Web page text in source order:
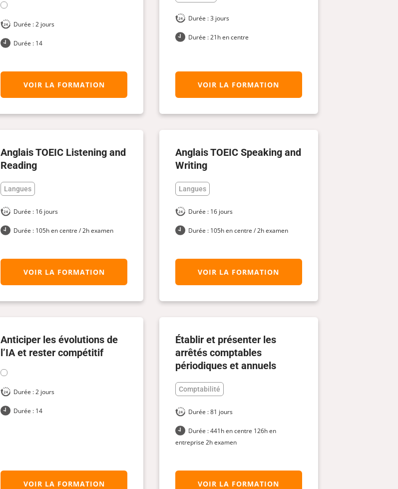
Durée : 2 jours
Durée : 14
VOIR LA FORMATION
Durée : 3 jours
Durée : 21h en centre
VOIR LA FORMATION
Anglais TOEIC Listening and
Reading
Langues
Durée : 16 jours
Durée : 105h en centre / 2h examen
VOIR LA FORMATION
Anglais TOEIC Speaking and
Writing
Langues
Durée : 16 jours
Durée : 105h en centre / 2h examen
VOIR LA FORMATION
Anticiper les évolutions de
l’IA et rester compétitif
Durée : 2 jours
Durée : 14
VOIR LA FORMATION
Établir et présenter les
arrêtés comptables
périodiques et annuels
Comptabilité
Durée : 81 jours
Durée : 441h en centre 126h en
entreprise 2h examen
VOIR LA FORMATION